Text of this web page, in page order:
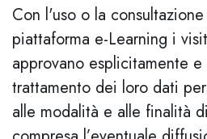
Con l'uso o la
piattaforma e-Learning i
approvano esplicitamente
trattamento dei loro dati
alle modalità e alle finalità